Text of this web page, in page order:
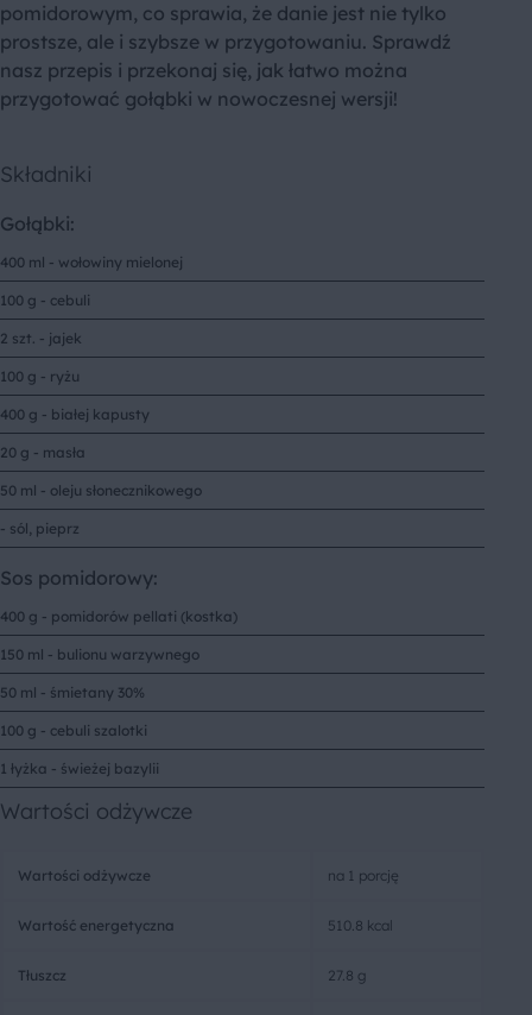
pomidorowym, co sprawia, że danie jest nie tylko
prostsze, ale i szybsze w przygotowaniu. Sprawdź
nasz przepis i przekonaj się, jak łatwo można
przygotować gołąbki w nowoczesnej wersji!
Składniki
Gołąbki:
400 ml - wołowiny mielonej
100 g - cebuli
2 szt. - jajek
100 g - ryżu
400 g - białej kapusty
20 g - masła
50 ml - oleju słonecznikowego
- sól, pieprz
Sos pomidorowy:
400 g - pomidorów pellati (kostka)
150 ml - bulionu warzywnego
50 ml - śmietany 30%
100 g - cebuli szalotki
1 łyżka - świeżej bazylii
Wartości odżywcze
Wartości odżywcze na 1 porcję
Wartość energetyczna 510.8 kcal
Tłuszcz 27.8 g